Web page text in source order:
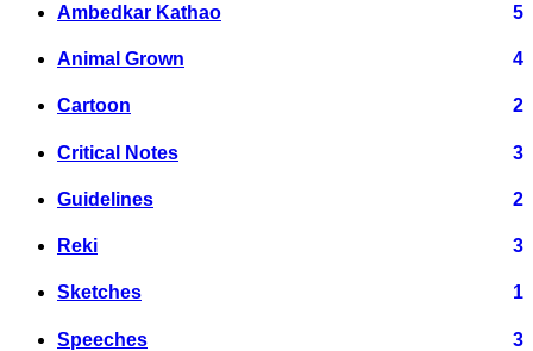
Ambedkar Kathao 5
Animal Grown 4
Cartoon 2
Critical Notes 3
Guidelines 2
Reki 3
Sketches 1
Speeches 3